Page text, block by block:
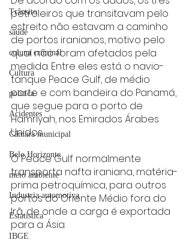
Trânsito
saúde
coluna criminal
Cultura
politica
Acidentes
Câmara municipal
Belo Horizonte
meio ambiente
Industria automotiva
Estatística
IBGE
petroleiros que transitavam pelo
estreito não estavam a caminho
de portos iranianos, motivo pelo
qual não foram afetados pela
medida. Entre eles está o navio-
tanque Peace Gulf, de médio
porte e com bandeira do Panamá,
que segue para o porto de
Hamriyah, nos Emirados Árabes
Unidos.
O Peace Gulf normalmente
transporta nafta iraniana, matéria-
prima petroquímica, para outros
portos do Oriente Médio fora do
Irã, de onde a carga é exportada
para a Ásia.